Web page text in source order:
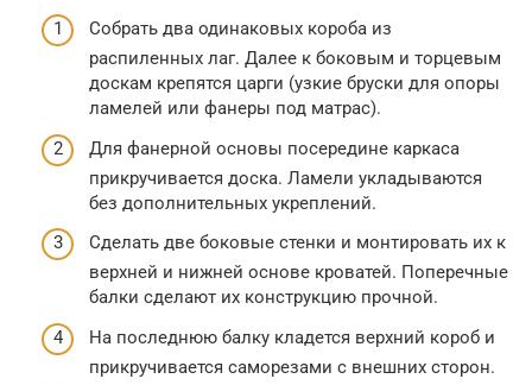
Собрать два одинаковых короба из
распиленных лаг. Далее к боковым и торцевым
доскам крепятся царги (узкие бруски для опоры
ламелей или фанеры под матрас).
Для фанерной основы посередине каркаса
прикручивается доска. Ламели укладываются
без дополнительных укреплений.
Сделать две боковые стенки и монтировать их к
верхней и нижней основе кроватей. Поперечные
балки сделают их конструкцию прочной.
На последнюю балку кладется верхний короб и
прикручивается саморезами с внешних сторон.